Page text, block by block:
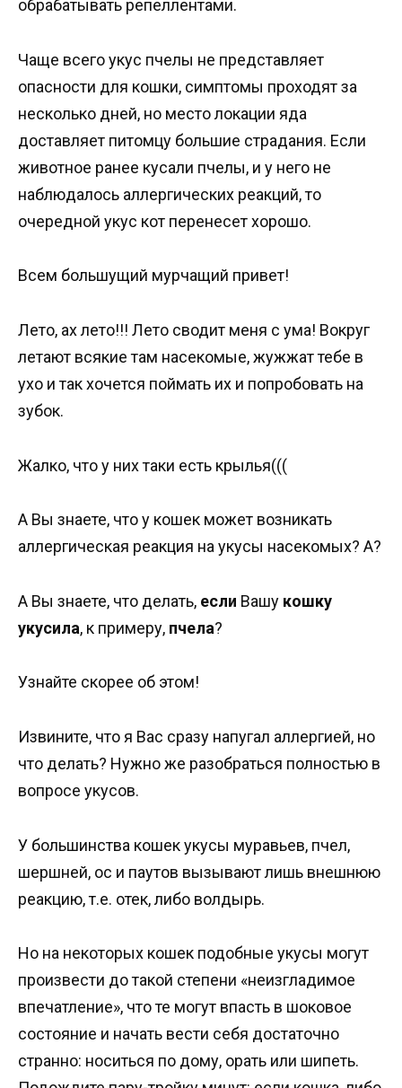
обрабатывать репеллентами.
Чаще всего укус пчелы не представляет
опасности для кошки, симптомы проходят за
несколько дней, но место локации яда
доставляет питомцу большие страдания. Если
животное ранее кусали пчелы, и у него не
наблюдалось аллергических реакций, то
очередной укус кот перенесет хорошо.
Всем большущий мурчащий привет!
Лето, ах лето!!! Лето сводит меня с ума! Вокруг
летают всякие там насекомые, жужжат тебе в
ухо и так хочется поймать их и попробовать на
зубок.
Жалко, что у них таки есть крылья(((
А Вы знаете, что у кошек может возникать
аллергическая реакция на укусы насекомых? А?
А Вы знаете, что делать, если Вашу кошку
укусила, к примеру, пчела?
Узнайте скорее об этом!
Извините, что я Вас сразу напугал аллергией, но
что делать? Нужно же разобраться полностью в
вопросе укусов.
У большинства кошек укусы муравьев, пчел,
шершней, ос и паутов вызывают лишь внешнюю
реакцию, т.е. отек, либо волдырь.
Но на некоторых кошек подобные укусы могут
произвести до такой степени «неизгладимое
впечатление», что те могут впасть в шоковое
состояние и начать вести себя достаточно
странно: носиться по дому, орать или шипеть.